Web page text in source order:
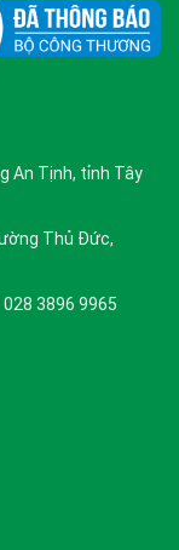
An Tịnh, tỉnh Tây
Thủ Đức,
3896 9965